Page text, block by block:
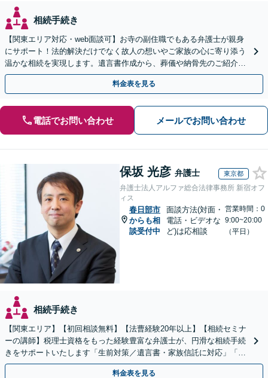
相続手続き
【関東エリア対応・web面談可】お寺の副住職でもある弁護士が親身
にサポート！法的解決だけでなく故人の想いやご家族の心に寄り添う
温かな相続を実現します。遺言書作成から、葬儀や納骨先のご紹介な
どご家族の負担をワンストップで軽減。【初回相談無料】
料金表を見る
電話でお問い合わせ メールでお問い合わせ
保坂 光彦 弁護士 東京都
弁護士法人アルファ総合法律事務所 新宿オフ
ィス
春日部市
からも相
談受付中
面談方法(対面・
電話・ビデオな
ど)は応相談
営業時間：0
9:00~20:00
（平日）
相続手続き
【関東エリア】【初回相談無料】【法曹経験20年以上】【相続セミナ
ーの講師】税理士資格をもった経験豊富な弁護士が、円滑な相続手続
きをサポートいたします「生前対策／遺言書・家族信託に対応」「遺
産整理業務の代行あり」【電話相談】
料金表を見る